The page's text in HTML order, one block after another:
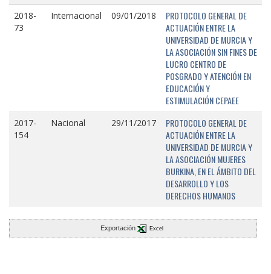
2018-
73
Internacional 09/01/2018
PROTOCOLO GENERAL DE
ACTUACIÓN ENTRE LA
UNIVERSIDAD DE MURCIA Y
LA ASOCIACIÓN SIN FINES DE
LUCRO CENTRO DE
POSGRADO Y ATENCIÓN EN
EDUCACIÓN Y
ESTIMULACIÓN CEPAEE
2017-
154
Nacional 29/11/2017
PROTOCOLO GENERAL DE
ACTUACIÓN ENTRE LA
UNIVERSIDAD DE MURCIA Y
LA ASOCIACIÓN MUJERES
BURKINA, EN EL ÁMBITO DEL
DESARROLLO Y LOS
DERECHOS HUMANOS
Exportación Excel